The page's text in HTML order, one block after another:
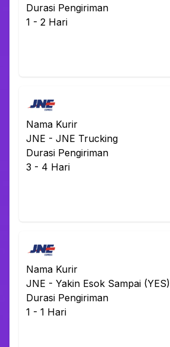
Durasi Pengiriman
1 - 2 Hari
Nama Kurir
JNE - JNE Trucking
Durasi Pengiriman
3 - 4 Hari
Nama Kurir
JNE - Yakin Esok Sampai (YES)
Durasi Pengiriman
1 - 1 Hari